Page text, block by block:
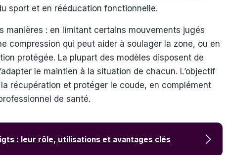
sport et en rééducation fonctionnelle.
manières : en limitant certains mouvements jugés
compression qui peut aider à soulager la zone, ou en
protégée. La plupart des modèles disposent de
le maintien à la situation de chacun. L’objectif
récupération et protéger le coude, en complément
de santé.
: leur rôle, utilisations et avantages clés